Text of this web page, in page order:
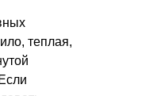
теплая,